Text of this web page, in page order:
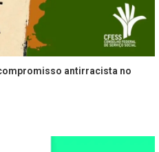
antirracista no